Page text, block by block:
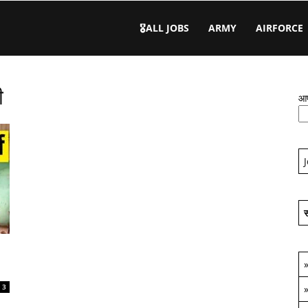
🎖️ALL JOBS ARMY AIRFORCE
3
»
»